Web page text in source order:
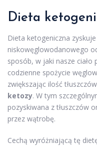
Dieta
Dieta ketogeniczna
niskowęglowodanowego
sposób, w jaki nasze ciało
codzienne spożycie
zwiększając ilość
ketozy. W tym
pozyskiwana z tłuszczów
przez wątrobę.
Cechą wyróżniającą tę